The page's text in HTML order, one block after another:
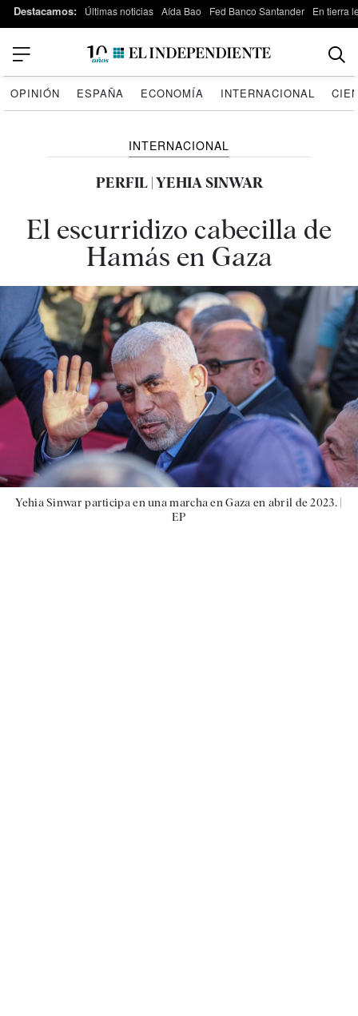
Destacamos: Últimas noticias Aída Bao Fed Banco Santander En tierra
OPINIÓN ESPAÑA ECONOMÍA INTERNACIONAL
INTERNACIONAL
PERFIL | YEHIA SINWAR
El escurridizo cabecilla de
Hamás en Gaza
Yehia Sinwar participa en una marcha en Gaza en abril de 2023. |
EP